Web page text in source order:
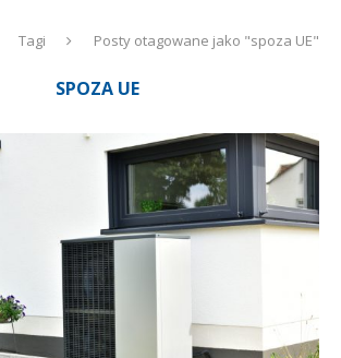
Tagi Posty otagowane jako "spoza UE"
SPOZA UE